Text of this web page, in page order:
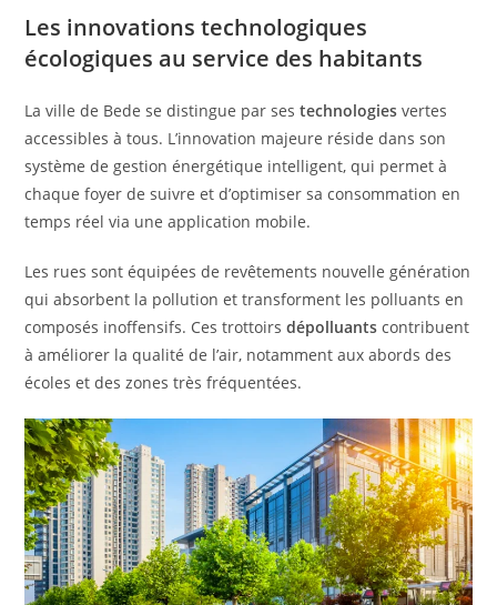
Les innovations technologiques
écologiques au service des habitants
La ville de Bede se distingue par sestechnologies vertes
accessibles à tous. L’innovation majeure réside dans son
système de gestion énergétique intelligent, qui permet à
chaque foyer de suivre et d’optimiser sa consommation en
temps réel via une application mobile.
Les rues sont équipées de revêtements nouvelle génération
qui absorbent la pollution et transforment les polluants en
composés inoffensifs. Ces trottoirsdépolluants contribuent
à améliorer la qualité de l’air, notamment aux abords des
écoles et des zones très fréquentées.